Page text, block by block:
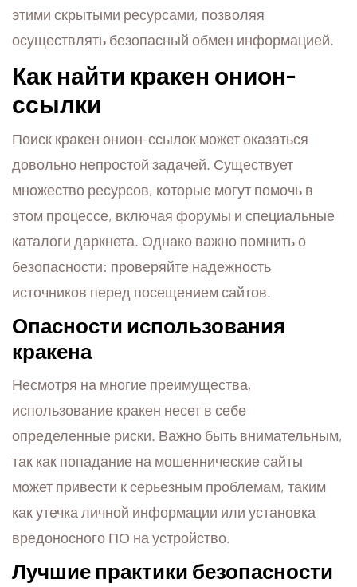
этими скрытыми ресурсами, позволяя
осуществлять безопасный обмен информацией.
Как найти кракен онион-
ссылки
Поиск кракен онион-ссылок может оказаться
довольно непростой задачей. Существует
множество ресурсов, которые могут помочь в
этом процессе, включая форумы и специальные
каталоги даркнета. Однако важно помнить о
безопасности: проверяйте надежность
источников перед посещением сайтов.
Опасности использования
кракена
Несмотря на многие преимущества,
использование кракен несет в себе
определенные риски. Важно быть внимательным,
так как попадание на мошеннические сайты
может привести к серьезным проблемам, таким
как утечка личной информации или установка
вредоносного ПО на устройство.
Лучшие практики безопасности